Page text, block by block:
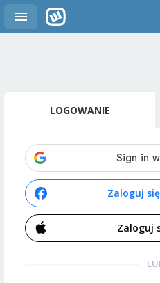
LOGOWANIE
Zaloguj
Zaloguj